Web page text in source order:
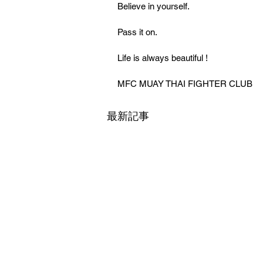
Believe in yourself.
Pass it on.
Life is always beautiful !
MFC MUAY THAI FIGHTER CLUB
最新記事